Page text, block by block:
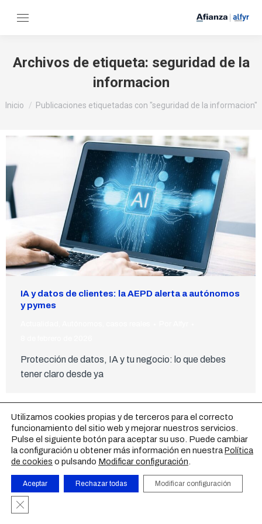
Archivos de etiqueta: seguridad de la
informacion
Estás aquí:
Inicio Publicaciones etiquetadas con "seguridad de la informacion"
IA y datos de clientes: la AEPD alerta a autónomos
y pymes
Protección de datos, IA y tu negocio: lo que debes
tener claro desde ya
AVISO LEGAL POLÍTICA DE PRIVACIDAD
POLÍTICA DE
COOKIES |CONTACTO
Utilizamos cookies propias y de terceros para el correcto
funcionamiento del sitio web y mejorar nuestros servicios.
Pulse el siguiente botón para aceptar su uso. Puede cambiar
la configuración u obtener más información en nuestra Política
de cookies o pulsando Modificar configuración
Aceptar Rechazar todas Modificar configuración
Cerrar el banner de cookies RGPD